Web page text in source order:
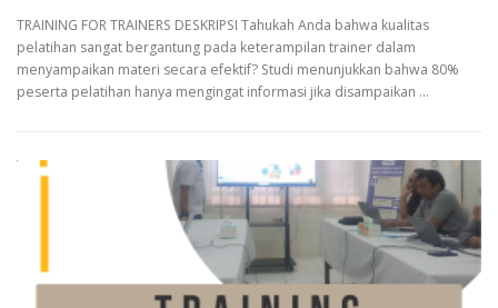
TRAINING FOR TRAINERS DESKRIPSI Tahukah Anda bahwa kualitas
pelatihan sangat bergantung pada keterampilan trainer dalam
menyampaikan materi secara efektif? Studi menunjukkan bahwa 80%
peserta pelatihan hanya mengingat informasi jika disampaikan …